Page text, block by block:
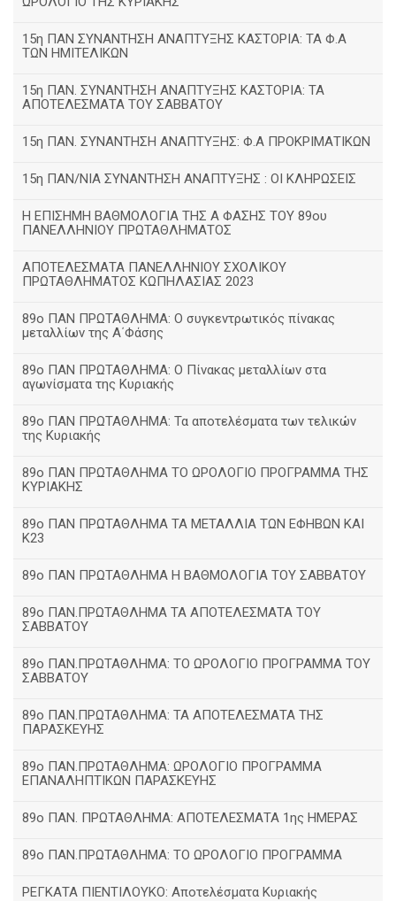
15η ΠΑΝ ΣΥΝΑΝΤΗΣΗ ΑΝΑΠΤΥΞΗΣ ΚΑΣΤΟΡΙΑ: ΤΑ Φ.Α
ΤΩΝ ΗΜΙΤΕΛΙΚΩΝ
15η ΠΑΝ. ΣΥΝΑΝΤΗΣΗ ΑΝΑΠΤΥΞΗΣ ΚΑΣΤΟΡΙΑ: ΤΑ
ΑΠΟΤΕΛΕΣΜΑΤΑ ΤΟΥ ΣΑΒΒΑΤΟΥ
15η ΠΑΝ. ΣΥΝΑΝΤΗΣΗ ΑΝΑΠΤΥΞΗΣ: Φ.Α ΠΡΟΚΡΙΜΑΤΙΚΩΝ
15η ΠΑΝ/ΝΙΑ ΣΥΝΑΝΤΗΣΗ ΑΝΑΠΤΥΞΗΣ : ΟΙ ΚΛΗΡΩΣΕΙΣ
Η ΕΠΙΣΗΜΗ ΒΑΘΜΟΛΟΓΙΑ ΤΗΣ Α ΦΑΣΗΣ ΤΟΥ 89ου
ΠΑΝΕΛΛΗΝΙΟΥ ΠΡΩΤΑΘΛΗΜΑΤΟΣ
ΑΠΟΤΕΛΕΣΜΑΤΑ ΠΑΝΕΛΛΗΝΙΟΥ ΣΧΟΛΙΚΟΥ
ΠΡΩΤΑΘΛΗΜΑΤΟΣ ΚΩΠΗΛΑΣΙΑΣ 2023
89ο ΠΑΝ ΠΡΩΤΑΘΛΗΜΑ: Ο συγκεντρωτικός πίνακας
μεταλλίων της Α΄Φάσης
89ο ΠΑΝ ΠΡΩΤΑΘΛΗΜΑ: Ο Πίνακας μεταλλίων στα
αγωνίσματα της Κυριακής
89ο ΠΑΝ ΠΡΩΤΑΘΛΗΜΑ: Τα αποτελέσματα των τελικών
της Κυριακής
89ο ΠΑΝ ΠΡΩΤΑΘΛΗΜΑ ΤΟ ΩΡΟΛΟΓΙΟ ΠΡΟΓΡΑΜΜΑ ΤΗΣ
ΚΥΡΙΑΚΗΣ
89ο ΠΑΝ ΠΡΩΤΑΘΛΗΜΑ ΤΑ ΜΕΤΑΛΛΙΑ ΤΩΝ ΕΦΗΒΩΝ ΚΑΙ
Κ23
89ο ΠΑΝ ΠΡΩΤΑΘΛΗΜΑ Η ΒΑΘΜΟΛΟΓΙΑ ΤΟΥ ΣΑΒΒΑΤΟΥ
89ο ΠΑΝ.ΠΡΩΤΑΘΛΗΜΑ ΤΑ ΑΠΟΤΕΛΕΣΜΑΤΑ ΤΟΥ
ΣΑΒΒΑΤΟΥ
89ο ΠΑΝ.ΠΡΩΤΑΘΛΗΜΑ: ΤΟ ΩΡΟΛΟΓΙΟ ΠΡΟΓΡΑΜΜΑ ΤΟΥ
ΣΑΒΒΑΤΟΥ
89ο ΠΑΝ.ΠΡΩΤΑΘΛΗΜΑ: ΤΑ ΑΠΟΤΕΛΕΣΜΑΤΑ ΤΗΣ
ΠΑΡΑΣΚΕΥΗΣ
89ο ΠΑΝ.ΠΡΩΤΑΘΛΗΜΑ: ΩΡΟΛΟΓΙΟ ΠΡΟΓΡΑΜΜΑ
ΕΠΑΝΑΛΗΠΤΙΚΩΝ ΠΑΡΑΣΚΕΥΗΣ
89ο ΠΑΝ. ΠΡΩΤΑΘΛΗΜΑ: ΑΠΟΤΕΛΕΣΜΑΤΑ 1ης ΗΜΕΡΑΣ
89ο ΠΑΝ.ΠΡΩΤΑΘΛΗΜΑ: ΤΟ ΩΡΟΛΟΓΙΟ ΠΡΟΓΡΑΜΜΑ
ΡΕΓΚΑΤΑ ΠΙΕΝΤΙΛΟΥΚΟ: Αποτελέσματα Κυριακής